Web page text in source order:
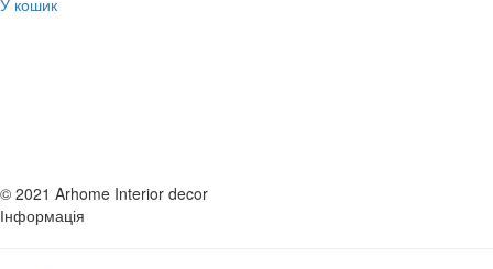
© 2021 Arhome Interior decor
Інформація